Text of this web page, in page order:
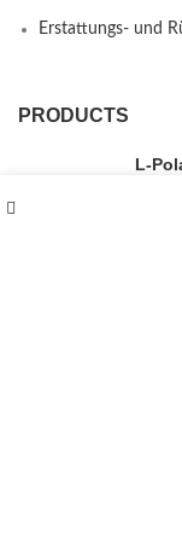
Erstattungs- und
PRODUCTS
L-